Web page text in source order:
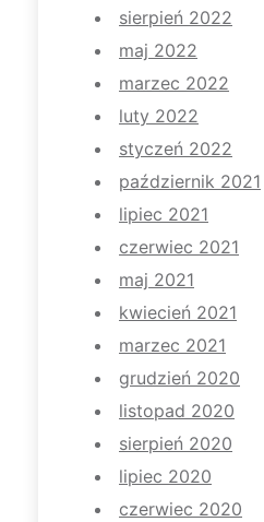
sierpień 2022
maj 2022
marzec 2022
luty 2022
styczeń 2022
październik 2021
lipiec 2021
czerwiec 2021
maj 2021
kwiecień 2021
marzec 2021
grudzień 2020
listopad 2020
sierpień 2020
lipiec 2020
czerwiec 2020